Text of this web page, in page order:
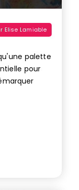
Elise Lamiable
palette
pour